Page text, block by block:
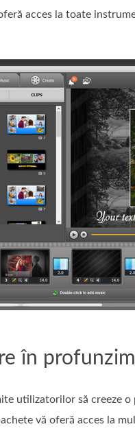
acces la toate
în
utilizatorilor să creeze
vă oferă acces la